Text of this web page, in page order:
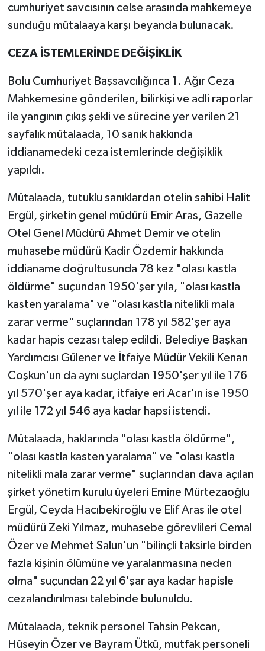
cumhuriyet savcısının celse arasında mahkemeye
sunduğu mütalaaya karşı beyanda bulunacak.
CEZA İSTEMLERİNDE DEĞİŞİKLİK
Bolu Cumhuriyet Başsavcılığınca 1. Ağır Ceza
Mahkemesine gönderilen, bilirkişi ve adli raporlar
ile yangının çıkış şekli ve sürecine yer verilen 21
sayfalık mütalaada, 10 sanık hakkında
iddianamedeki ceza istemlerinde değişiklik
yapıldı.
Mütalaada, tutuklu sanıklardan otelin sahibi Halit
Ergül, şirketin genel müdürü Emir Aras, Gazelle
Otel Genel Müdürü Ahmet Demir ve otelin
muhasebe müdürü Kadir Özdemir hakkında
iddianame doğrultusunda 78 kez "olası kastla
öldürme" suçundan 1950'şer yıla, "olası kastla
kasten yaralama" ve "olası kastla nitelikli mala
zarar verme" suçlarından 178 yıl 582'şer aya
kadar hapis cezası talep edildi. Belediye Başkan
Yardımcısı Gülener ve İtfaiye Müdür Vekili Kenan
Coşkun'un da aynı suçlardan 1950'şer yıl ile 176
yıl 570'şer aya kadar, itfaiye eri Acar'ın ise 1950
yıl ile 172 yıl 546 aya kadar hapsi istendi.
Mütalaada, haklarında "olası kastla öldürme",
"olası kastla kasten yaralama" ve "olası kastla
nitelikli mala zarar verme" suçlarından dava açılan
şirket yönetim kurulu üyeleri Emine Mürtezaoğlu
Ergül, Ceyda Hacıbekiroğlu ve Elif Aras ile otel
müdürü Zeki Yılmaz, muhasebe görevlileri Cemal
Özer ve Mehmet Salun'un "bilinçli taksirle birden
fazla kişinin ölümüne ve yaralanmasına neden
olma" suçundan 22 yıl 6'şar aya kadar hapisle
cezalandırılması talebinde bulunuldu.
Mütalaada, teknik personel Tahsin Pekcan,
Hüseyin Özer ve Bayram Ütkü, mutfak personeli